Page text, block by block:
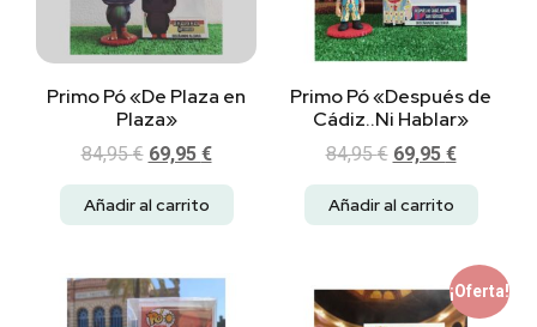
Primo Pó «De Plaza en
Plaza»
84,95€ 69,95 €
Añadir al carrito
Primo Pó «Después de
Cádiz..Ni Hablar»
84,95€ 69,95 €
Añadir al carrito
¡Oferta!